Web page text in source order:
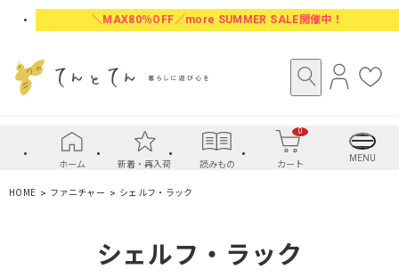
＼MAX80％OFF／more SUMMER SALE開催中！
に
入
り
ホーム 新着・再入荷 読みもの カート
0
MENU
HOME ファニチャー シェルフ・ラック
シェルフ・ラック